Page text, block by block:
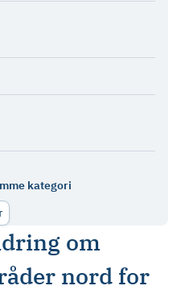
kategori
om
nord for